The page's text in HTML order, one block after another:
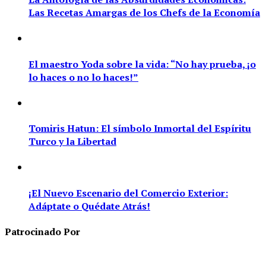
Las Recetas Amargas de los Chefs de la Economía
El maestro Yoda sobre la vida: “No hay prueba, ¡o
lo haces o no lo haces!”
Tomiris Hatun: El símbolo Inmortal del Espíritu
Turco y la Libertad
¡El Nuevo Escenario del Comercio Exterior:
Adáptate o Quédate Atrás!
Patrocinado Por